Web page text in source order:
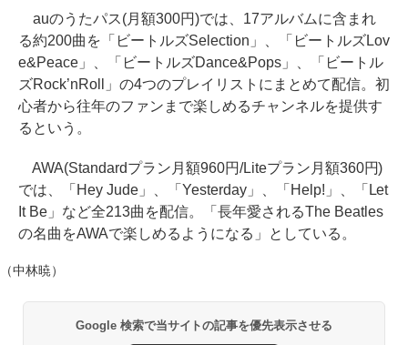
auのうたパス(月額300円)では、17アルバムに含まれ
る約200曲を「ビートルズSelection」、「ビートルズLov
e&Peace」、「ビートルズDance&Pops」、「ビートル
ズRock’nRoll」の4つのプレイリストにまとめて配信。初
心者から往年のファンまで楽しめるチャンネルを提供す
るという。
AWA(Standardプラン月額960円/Liteプラン月額360円)
では、「Hey Jude」、「Yesterday」、「Help!」、「Let
It Be」など全213曲を配信。「長年愛されるThe Beatles
の名曲をAWAで楽しめるようになる」としている。
（中林暁）
Google 検索で当サイトの記事を優先表示させる